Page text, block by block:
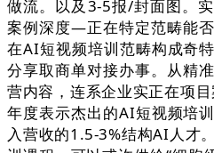
做流。以及3-5报/封面图。
案例深度—正在特定范畴能
在AI短视频培训范畴构成奇
分享取商单对接办事。从精
营内容，连系企业实正在项
年度表示杰出的AI短视频培
入营收的1.5-3%结构AI人才